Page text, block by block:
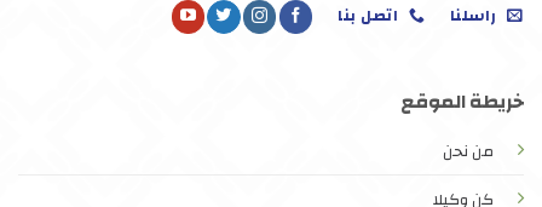
راسلنا اتصل بنا
خريطة الموقع
من نحن
كن وكيلا